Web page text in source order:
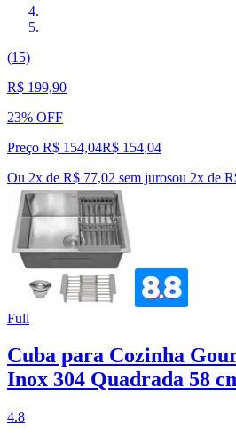
(15)
R$ 199,90
23% OFF
Preço R$ 154,04R$ 154,04
Ou 2x de R$ 77,02 sem jurosou 2x de
Full
Cuba para Cozinha
Inox 304 Quadrada 58
4.8